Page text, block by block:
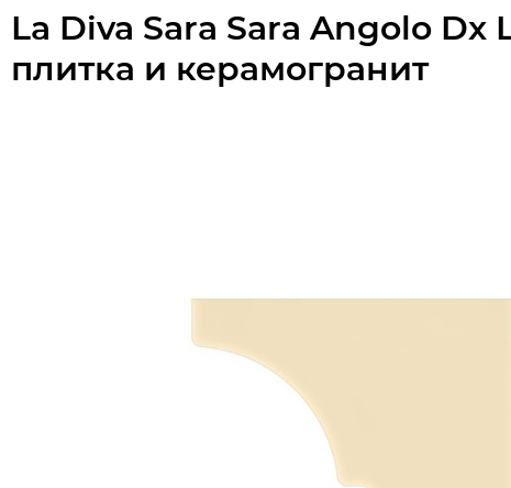
La Diva Sara Sara Angolo Dx
плитка и керамогранит